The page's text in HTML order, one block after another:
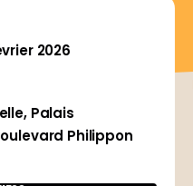
2026
Palais
Philippon